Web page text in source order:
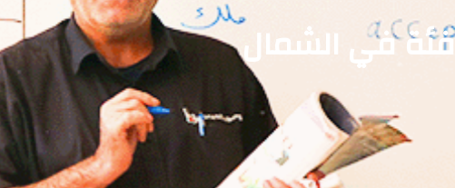
في الشمال